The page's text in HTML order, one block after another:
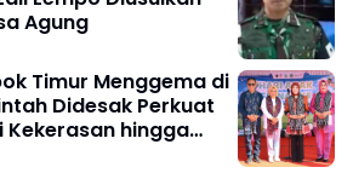
Agung
Timur Menggema di
Didesak Perkuat
Kekerasan hingga